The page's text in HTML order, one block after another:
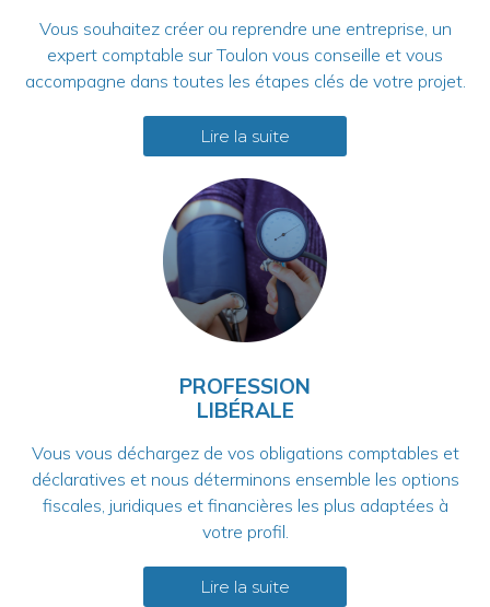
Vous souhaitez créer ou reprendre une entreprise, un
expert comptable sur Toulon vous conseille et vous
accompagne dans toutes les étapes clés de votre projet.
Lire la suite
PROFESSION
LIBÉRALE
Vous vous déchargez de vos obligations comptables et
déclaratives et nous déterminons ensemble les options
fiscales, juridiques et financières les plus adaptées à
votre profil.
Lire la suite